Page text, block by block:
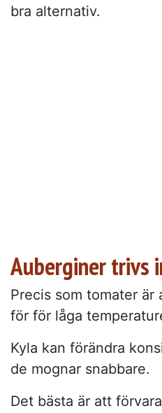
bra alternativ.
Auberginer trivs
Precis som tomater är
för för låga
Kyla kan förändra
de mognar snabbare.
Det bästa är att